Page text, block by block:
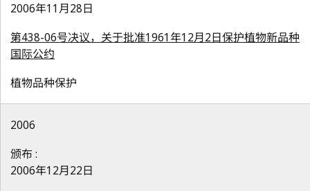
2006年11月28日
第438-06号决议，关于批准1961年12月2日保护植物新品种
国际公约
植物品种保护
2006
颁布 :
2006年12月22日